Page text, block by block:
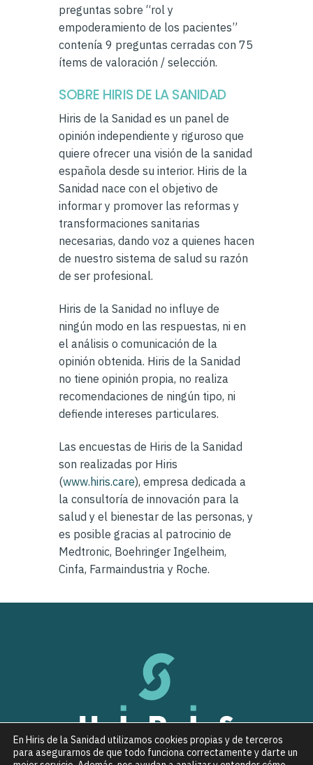
preguntas sobre “rol y
empoderamiento de los pacientes”
contenía 9 preguntas cerradas con 75
ítems de valoración / selección.
SOBRE HIRIS DE LA SANIDAD
Hiris de la Sanidad es un panel de
opinión independiente y riguroso que
quiere ofrecer una visión de la sanidad
española desde su interior. Hiris de la
Sanidad nace con el objetivo de
informar y promover las reformas y
transformaciones sanitarias
necesarias, dando voz a quienes hacen
de nuestro sistema de salud su razón
de ser profesional.
Hiris de la Sanidad no influye de
ningún modo en las respuestas, ni en
el análisis o comunicación de la
opinión obtenida. Hiris de la Sanidad
no tiene opinión propia, no realiza
recomendaciones de ningún tipo, ni
defiende intereses particulares.
Las encuestas de Hiris de la Sanidad
son realizadas por Hiris
(www.hiris.care), empresa dedicada a
la consultoría de innovación para la
salud y el bienestar de las personas, y
es posible gracias al patrocinio de
Medtronic, Boehringer Ingelheim,
Cinfa, Farmaindustria y Roche.
En Hiris de la Sanidad utilizamos cookies propias y de terceros
para asegurarnos de que todo funciona correctamente y darte un